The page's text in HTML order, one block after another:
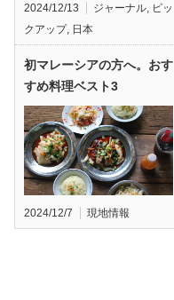
2024/12/13 ジャーナル ピッ
クアップ, 日本
初マレーシアの方へ。おす
すめ料理ベスト3
2024/12/7 現地情報